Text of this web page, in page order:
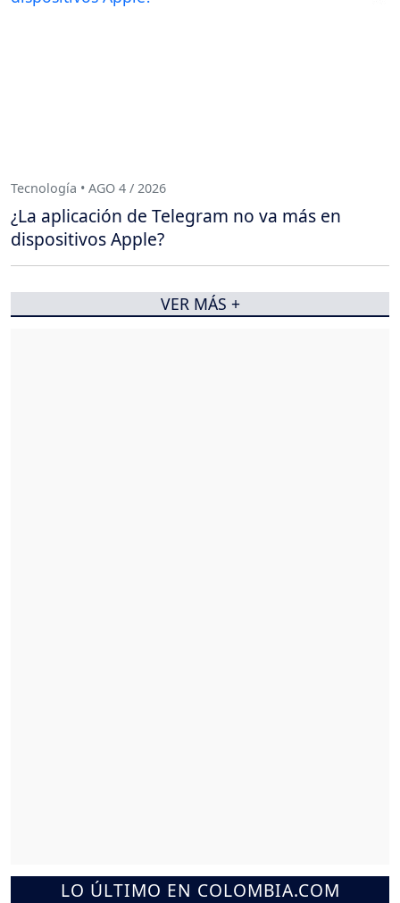
LO ÚLTIMO EN COLOMBIA.COM
Tecnología • AGO 4 / 2026
¿La aplicación de Telegram no va más en
dispositivos Apple?
VER MÁS +